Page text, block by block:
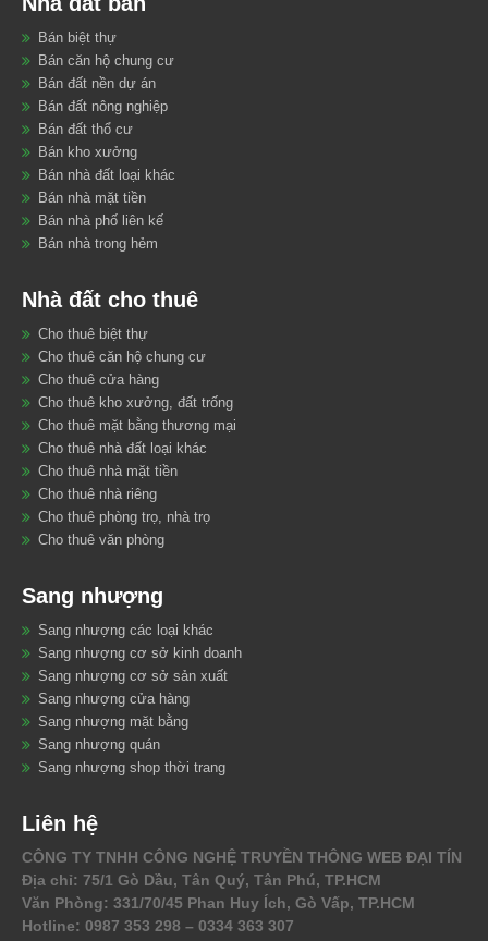
Bán biệt thự
Bán căn hộ chung cư
Bán đất nền dự án
Bán đất nông nghiệp
Bán đất thổ cư
Bán kho xưởng
Bán nhà đất loại khác
Bán nhà mặt tiền
Bán nhà phố liên kế
Bán nhà trong hẻm
Nhà đất cho thuê
Cho thuê biệt thự
Cho thuê căn hộ chung cư
Cho thuê cửa hàng
Cho thuê kho xưởng, đất trống
Cho thuê mặt bằng thương mại
Cho thuê nhà đất loại khác
Cho thuê nhà mặt tiền
Cho thuê nhà riêng
Cho thuê phòng trọ, nhà trọ
Cho thuê văn phòng
Sang nhượng
Sang nhượng các loại khác
Sang nhượng cơ sở kinh doanh
Sang nhượng cơ sở sản xuất
Sang nhượng cửa hàng
Sang nhượng mặt bằng
Sang nhượng quán
Sang nhượng shop thời trang
Liên hệ
CÔNG TY TNHH CÔNG NGHỆ TRUYỀN THÔNG WEB ĐẠI TÍN
Địa chỉ: 75/1 Gò Dầu, Tân Quý, Tân Phú, TP.HCM
Văn Phòng: 331/70/45 Phan Huy Ích, Gò Vấp, TP.HCM
Hotline: 0987 353 298 – 0334 363 307